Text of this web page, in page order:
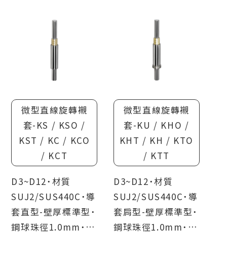
合省空間的設計。
微型組件在追求便利性與智慧化的現代社會中，
舉凡我們生活中經常使用到的手機，乃至跟精密
製造相關的產業，所使用的工業模具、儀器等
等。
材質可選擇：視客戶使用的環境，可選擇軸
承鋼(SUJ2)或不鏽鋼(SUS440C)的材質，
以發揮產品的最適價值
微型直線旋轉襯
套-KS / KSO /
KST / KC / KCO
/ KCT
D3~D12˙材質
SUJ2/SUS440C˙導
套直型-壁厚標準型˙
鋼球珠徑1.0mm˙導
微型直線旋轉襯
套-KU / KHO /
KHT / KH / KTO
/ KTT
D3~D12˙材質
SUJ2/SUS440C˙導
套肩型-壁厚標準型˙
鋼球珠徑1.0mm˙導